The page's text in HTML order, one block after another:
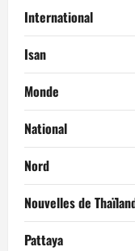
International
Isan
Monde
National
Nord
Nouvelles de
Pattaya